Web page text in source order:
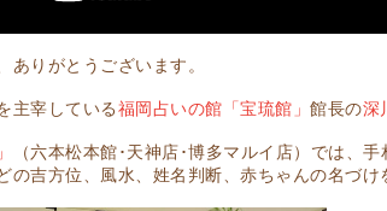
ありがとうございます。
主宰している福岡占いの館「宝琉館」 館長の深
（六本松本館･天神店･博多マルイ店）では、
の吉方位、風水、姓名判断、赤ちゃんの名づけ